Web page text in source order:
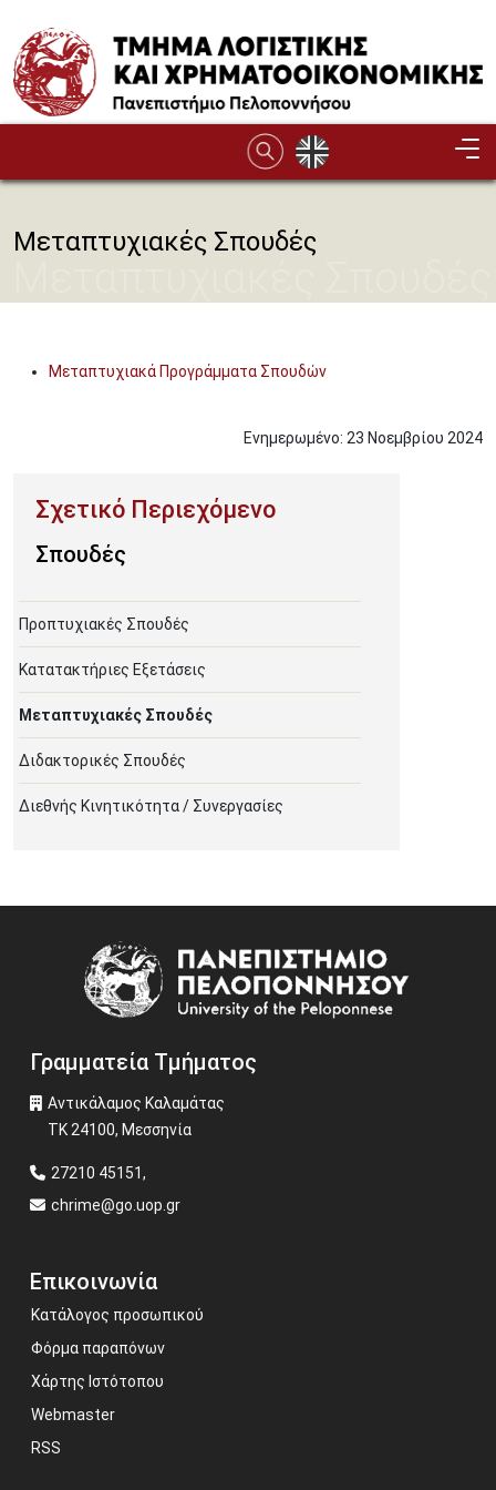
Μεταπτυχιακές Σπουδές
Μεταπτυχιακά Προγράμματα Σπουδών
Ενημερωμένο: 23 Νοεμβρίου 2024
Σπουδές
Προπτυχιακές Σπουδές
Κατατακτήριες Εξετάσεις
Μεταπτυχιακές Σπουδές
Διδακτορικές Σπουδές
Διεθνής Κινητικότητα / Συνεργασίες
Γραμματεία Τμήματος
Αντικάλαμος Καλαμάτας
ΤΚ 24100, Μεσσηνία
27210 45151,
chrime@go.uop.gr
Επικοινωνία
Κατάλογος προσωπικού
Φόρμα παραπόνων
Χάρτης Ιστότοπου
Webmaster
RSS